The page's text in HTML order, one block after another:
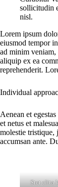
sollicitudin
nisl.
Lorem ipsum
eiusmod tempor
ad minim
aliquip ex ea
reprehenderit.
Individual
Aenean et
et netus et
molestie tristique,
accumsan ante.
Stet clita